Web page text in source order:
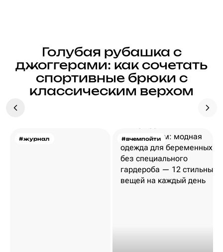
Голубая рубашка с
джоггерами: как сочетать
спортивные брюки с
классическим верхом
#журнал #вчемпойти